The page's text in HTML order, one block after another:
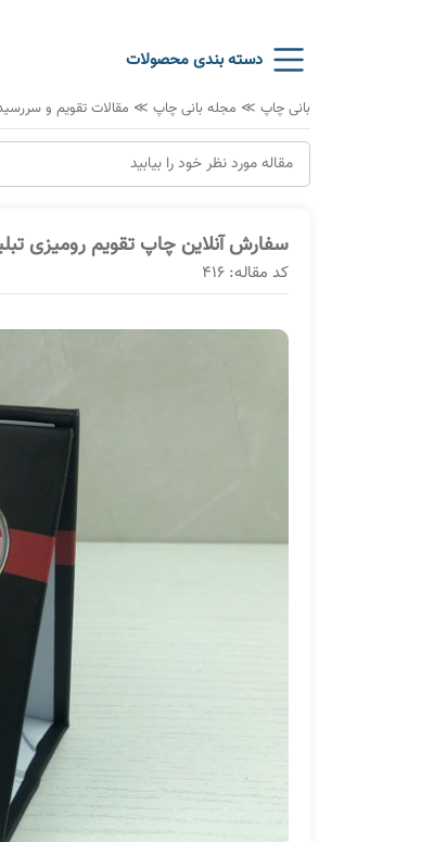
دسته بندی محصولات
بانی چاپ ≫ مجله بانی چاپ ≫ مقالات تقویم و
سفارش آنلاین چاپ تقویم رومیزی
کد مقاله: 416